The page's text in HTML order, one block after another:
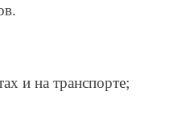
и на транспорте;